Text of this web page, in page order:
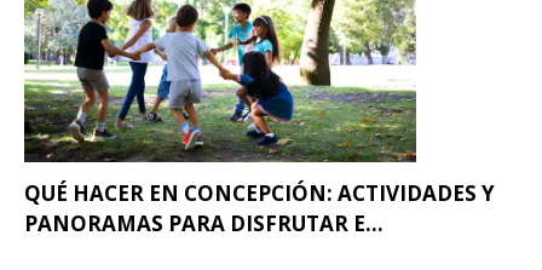
QUÉ HACER EN CONCEPCIÓN: ACTIVIDADES Y
PANORAMAS PARA DISFRUTAR E...